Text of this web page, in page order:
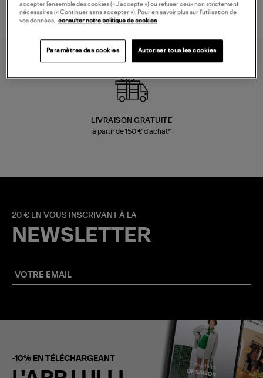
LIVRAISON GRATUITE
à partir de 150 € d'achat*
20 € EN VOUS INSCRIVANT À LA
NEWSLETTER
-10% EN TÉLÉCHARGEANT
accepter l’ensemble des cookies (« J’accepte ») ou refuser ceux non strictement
nécessaires (« Continuer sans accepter »). Pour en savoir plus sur l’utilisation de
vos données,
consulter notre politique de cookies
Paramètres des cookies Autoriser tous les cookies